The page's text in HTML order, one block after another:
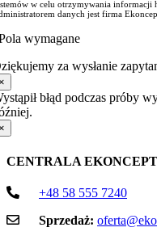
w celu otrzymywania
danych jest firma
wymagane
za wysłanie
błąd podczas próby
CENTRALA EKONCEPT
+48 58 555 7240
Sprzedaż: